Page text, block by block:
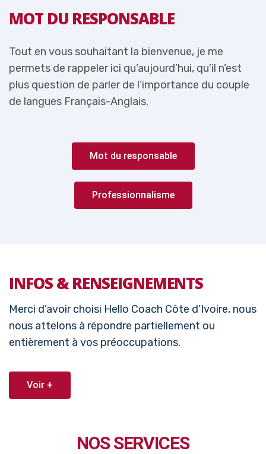
MOT DU RESPONSABLE
Tout en vous souhaitant la bienvenue, je me
permets de rappeler ici qu’aujourd’hui, qu’il n’est
plus question de parler de l’importance du couple
de langues Français-Anglais.
Mot du responsable
Professionnalisme
INFOS & RENSEIGNEMENTS
Merci d’avoir choisi Hello Coach Côte d’Ivoire, nous
nous attelons à répondre partiellement ou
entièrement à vos préoccupations.
Voir +
NOS SERVICES